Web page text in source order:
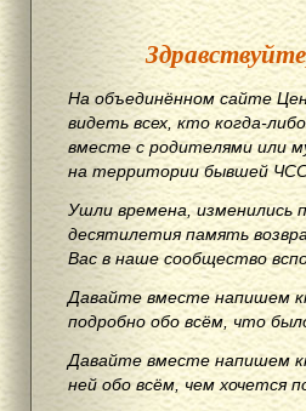
На объединённом сайте
видеть всех, кто когда-
вместе с родителями или
на территории бывшей
Ушли времена, изменились
десятилетия память
Вас в наше сообщество
Давайте вместе напишем
подробно обо всём, что
Давайте вместе напишем
ней обо всём, чем хочется